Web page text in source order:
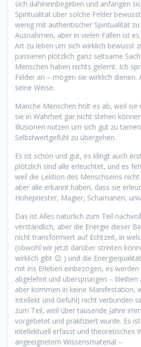
sich dahineinbegeben und anfangen
Spiritualität über solche Felder
wenig mit authentischer Spiritualität zu
Ausnahmen, aber in vielen Fällen ist
Art zu leben um sich wirklich bewusst
passieren plötzlich ganz seltsame
Menschen haben nichts gelernt. Ich
Felder an – mögen sie wirklich
seine Weise.
Manche Menschen holt es ab, weil
sie in Wahrheit gar nicht stehen
Illusionen nutzen um sich gut zu
Selbstwertgefühl zu übergehen.
Es ist schön und gut, es klingt auch
plötzlich sind alle erleuchtet, und es
weil die Lektion des Menschseins
aber alle erkannt haben, dass sie
Hohepriester, Magier, Schamanen,
Das ist Alles natürlich zum Teil
verständlich, aber die Energie dieser
nicht transformiert auf Echtzeit, in
(obwohl wir jetzt darüber streiten
wirklich gibt 😉 ) und die
mit ins Erleben einbezogen, es
abgelehnt und übersprungen –
aber kommen in keine Manifestation,
Intellekt und Gefühl) nicht verbunden
zum Teil, weil über tausende Jahre
vorgebetet und praktiziert wurde. Es
intellektuell erfasst und theoretisches
angeeignetem Wissensmaterial –